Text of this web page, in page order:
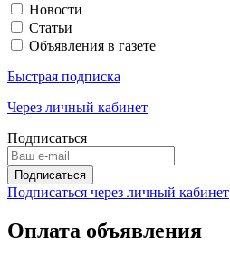
Новости
Статьи
Объявления в газете
Быстрая подписка
Через личный кабинет
Подписаться
Подписаться через личный кабинет
Оплата объявления